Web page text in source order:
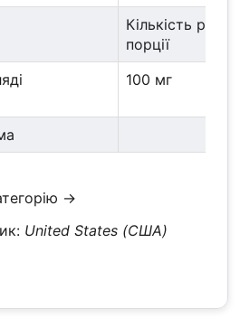
Кількість
порції
100 мг
→
United States (США)